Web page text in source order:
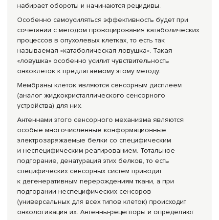
набирает обороты и начинаются рецидивы.
Особенно самоусиляться эффективность будет при
сочетании с методом провоцирования катаболических
процессов в опухолевых клетках, то есть так
называемая «катаболическая ловушка». Такая
«ловушка» особенно усилит чувствительность
онкоклеток к предлагаемому этому методу.
Мембраны клеток являются сенсорным дисплеем
(аналог жидкокристаллического сенсорного
устройства) для них.
Антеннами этого сенсорного механизма являются
особые многочисленные конформационные
электрозаряжаемые белки со специфическим
и неспецифическим реагированием. Тотальное
подгорание, денатурация этих белков, то есть
специфических сенсорных систем приводит
к дегенеративным перерождениям ткани, а при
подгорании неспецифических сенсоров
(универсальных для всех типов клеток) происходит
онкологизация их. Антенны-рецепторы и определяют